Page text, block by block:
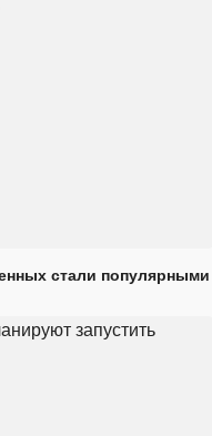
стали популярными